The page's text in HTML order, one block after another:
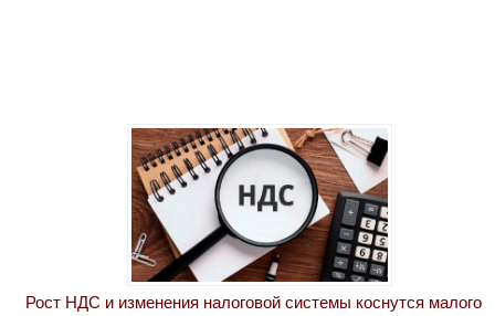
Рост НДС и изменения налоговой системы коснутся малого